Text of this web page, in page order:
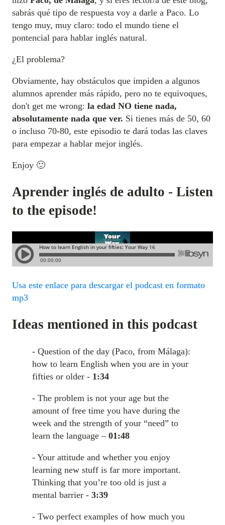
sabrás qué tipo de respuesta voy a darle a Paco. Lo
tengo muy, muy claro: todo el mundo tiene el
pontencial para hablar inglés natural.
¿El problema?
Obviamente, hay obstáculos que impiden a algunos
alumnos aprender más rápido, pero no te equivoques,
don't get me wrong: la edad NO tiene nada,
absolutamente nada que ver. Si tienes más de 50, 60
o incluso 70-80, este episodio te dará todas las claves
para empezar a hablar mejor inglés.
Enjoy 🙂
Aprender inglés de adulto - Listen
to the episode!
Usa este enlace para descargar el podcast en formato
mp3
Ideas mentioned in this podcast
- Question of the day (Paco, from Málaga):
how to learn English when you are in your
fifties or older - 1:34
- The problem is not your age but the
amount of free time you have during the
week and the strength of your “need” to
learn the language – 01:48
- Your attitude and whether you enjoy
learning new stuff is far more important.
Thinking that you’re too old is just a
mental barrier - 3:39
- Two perfect examples of how much you